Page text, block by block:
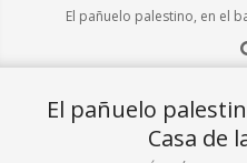
El pañuelo palestino, en el
El pañuelo
Casa de